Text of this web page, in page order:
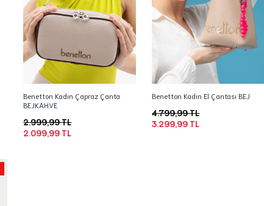
Benetton Kadın Çapraz Çanta
BEJKAHVE
2.099,99 TL
2.999,99 TL
Benetton Kadın El Çantası BEJ
3.299,99 TL
4.799,99 TL